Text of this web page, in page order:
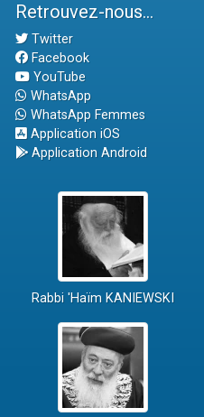
Retrouvez-nous...
Twitter
Facebook
YouTube
WhatsApp
WhatsApp Femmes
Application iOS
Application Android
Rabbi 'Haïm KANIEWSKI